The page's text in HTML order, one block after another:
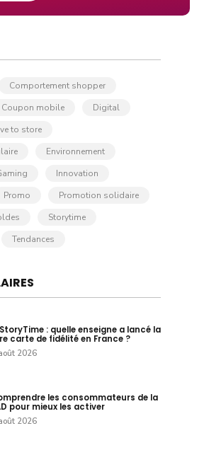
Comportement shopper
Coupon mobile
Digital
to store
Environnement
Innovation
Promo
Promotion solidaire
Storytime
Tendances
: quelle enseigne a lancé la
carte de fidélité en France ?
2026
les consommateurs de la
pour mieux les activer
2026